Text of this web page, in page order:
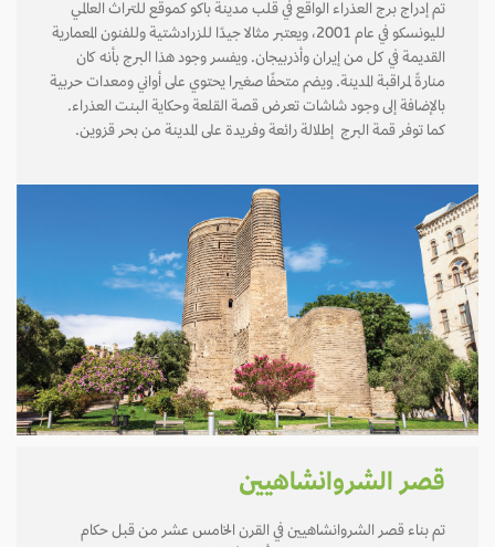
تم إدراج برج العذراء الواقع في قلب مدينة باكو كموقع للتراث العالمي
لليونسكو في عام 2001، ويعتبر مثالا جيدًا للزرادشتية وللفنون المعمارية
القديمة في كل من إيران وأذربيجان. ويفسر وجود هذا البرج بأنه كان
منارةً لمراقبة المدينة. ويضم متحفًا صغيرا يحتوي على أواني ومعدات حربية
بالإضافة إلى وجود شاشات تعرض قصة القلعة وحكاية البنت العذراء.
كما توفر قمة البرج إطلالة رائعة وفريدة على المدينة من بحر قزوين.
قصر الشروانشاهيين
تم بناء قصر الشروانشاهيين في القرن الخامس عشر من قبل حكام